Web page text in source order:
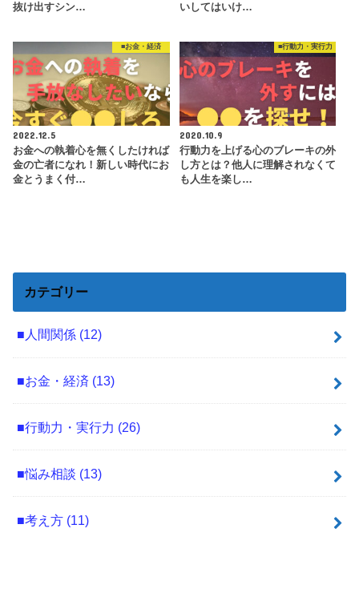
抜け出すシン…
いしてはいけ…
■お金・経済
2022.12.5
お金への執着心を無くしたければ
金の亡者になれ！新しい時代にお
金とうまく付…
■行動力・実行力
2020.10.9
行動力を上げる心のブレーキの外
し方とは？他人に理解されなくて
も人生を楽し…
カテゴリー
■人間関係 (12)
■お金・経済 (13)
■行動力・実行力 (26)
■悩み相談 (13)
■考え方 (11)